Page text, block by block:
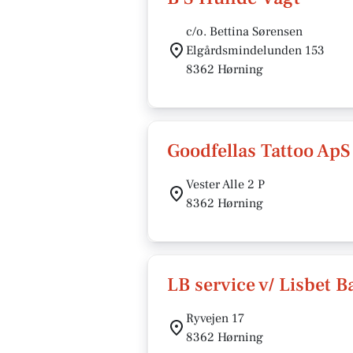
c/o. Bettina Sørensen
Elgårdsmindelunden 153
8362 Hørning
Goodfellas Tattoo ApS
Vester Alle 2 P
8362 Hørning
LB service v/ Lisbet
Ryvejen 17
8362 Hørning